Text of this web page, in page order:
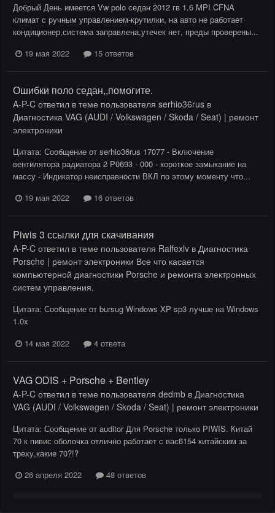
Добрый День имеется Vw polo седан 2012 гв 1.6 MPI CFNA
климат с ручным управлением-крутилки, на авто не работает
кондиционер,система заправлена,утечек нет, преды проверены...
19 мая 2022
15 ответов
Ошибки поло седан,,помогите.
A-P-C ответил в теме пользователя serhio36rus в
Диагностика VAG (AUDI / Volkswagen / Skoda / Seat) | ремонт
электроники
Цитата: Сообщение от serhio36rus 17077 - Включение
вентилятора радиатора 2 P0693 - 000 - короткое замыкание на
массу - Индикатор неисправности ВКЛ по этому моменту что...
19 мая 2022
16 ответов
Piwis 3 ссылки для скачивания
A-P-C ответил в теме пользователя Ralfexlv в Диагностика
Porsche | ремонт электроники Все что касается
компьютерной диагностики Porsche и ремонта электронных
систем управления.
Цитата: Сообщение от bursug Windows XP sp3 лучше на Windows
1.0x
14 мая 2022
4 ответа
VAG ODIS + Porsche + Bentley
A-P-C ответил в теме пользователя dedmb в Диагностика
VAG (AUDI / Volkswagen / Skoda / Seat) | ремонт электроники
Цитата: Сообщение от auditor Для Porsche только PIWIS. Китай
70 к пивис оболочка отлично работает с вас6154 китайским за
треху,какие 70?!?
26 апреля 2022
48 ответов